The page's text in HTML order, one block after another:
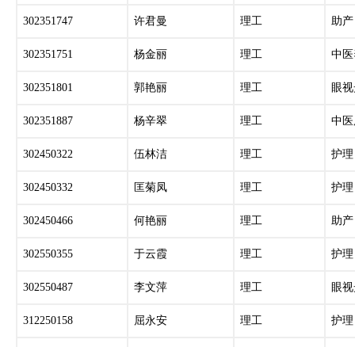
302351747 许君曼 理工 助产
302351751 杨金丽 理工 中
302351801 郭艳丽 理工 眼
302351887 杨辛翠 理工 中
302450322 伍林洁 理工 护理
302450332 匡菊凤 理工 护理
302450466 何艳丽 理工 助产
302550355 于云霞 理工 护理
302550487 李文萍 理工 眼
312250158 屈永安 理工 护理